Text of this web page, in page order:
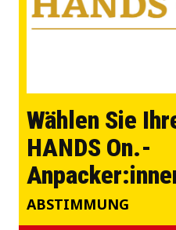
Wählen Sie
HANDS On.-
ABSTIMMUNG